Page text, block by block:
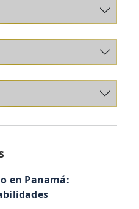
en Panamá: